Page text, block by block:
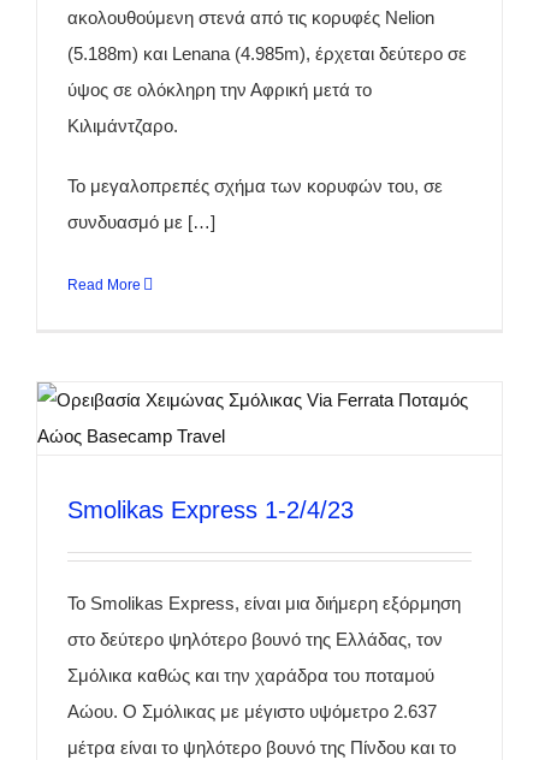
ακολουθούμενη στενά από τις κορυφές Nelion
(5.188m) και Lenana (4.985m), έρχεται δεύτερο σε
ύψος σε ολόκληρη την Αφρική μετά το
Κιλιμάντζαρο.
Το μεγαλοπρεπές σχήμα των κορυφών του, σε
συνδυασμό με […]
Read More
Smolikas Express 1-2/4/23
Το Smolikas Express, είναι μια διήμερη εξόρμηση
στο δεύτερο ψηλότερο βουνό της Ελλάδας, τον
Σμόλικα καθώς και την χαράδρα του ποταμού
Αώου. Ο Σμόλικας με μέγιστο υψόμετρο 2.637
μέτρα είναι το ψηλότερο βουνό της Πίνδου και το